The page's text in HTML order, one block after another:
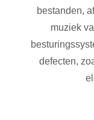
bestanden,
muziek
defecten,